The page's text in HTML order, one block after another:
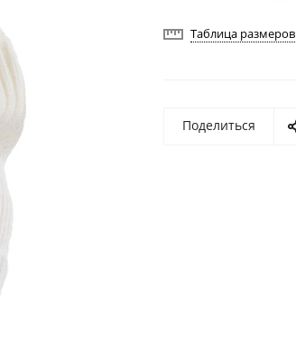
Таблица размеров
Поделиться